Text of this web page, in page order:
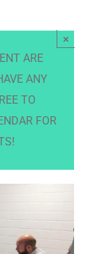
ARE
ANY
TO
FOR
×